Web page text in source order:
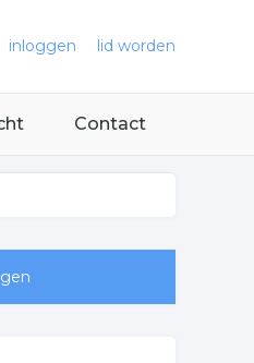
inloggen lid worden
Contact